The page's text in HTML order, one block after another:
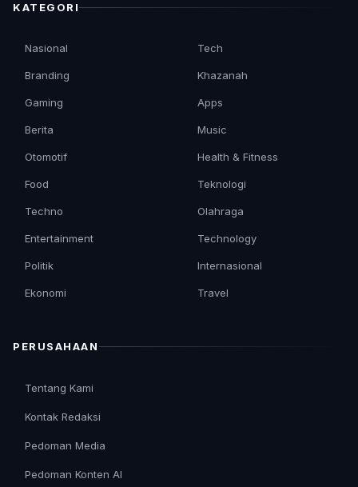
KATEGORI
Nasional
Branding
Gaming
Berita
Otomotif
Tech
Khazanah
Apps
Music
Health & Fitness
Food
Techno
Entertainment
Politik
Ekonomi
Teknologi
Olahraga
Technology
Internasional
Travel
PERUSAHAAN
Tentang Kami
Kontak Redaksi
Pedoman Media
Pedoman Konten AI